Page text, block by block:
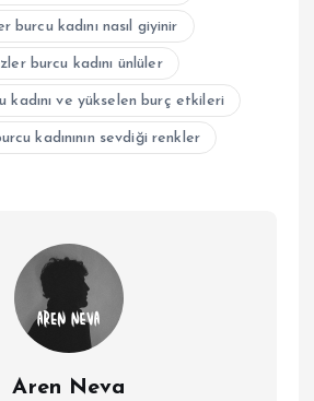
burcu kadını nasıl giyinir
burcu kadını ünlüler
kadını ve yükselen burç etkileri
kadınının sevdiği renkler
Aren Neva